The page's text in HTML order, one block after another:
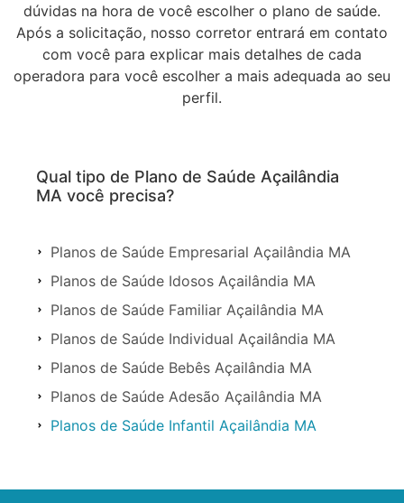
dúvidas na hora de você escolher o plano de saúde.
Após a solicitação, nosso corretor entrará em contato
com você para explicar mais detalhes de cada
operadora para você escolher a mais adequada ao seu
perfil.
Qual tipo de Plano de Saúde Açailândia
MA você precisa?
Planos de Saúde Empresarial Açailândia MA
Planos de Saúde Idosos Açailândia MA
Planos de Saúde Familiar Açailândia MA
Planos de Saúde Individual Açailândia MA
Planos de Saúde Bebês Açailândia MA
Planos de Saúde Adesão Açailândia MA
Planos de Saúde Infantil Açailândia MA